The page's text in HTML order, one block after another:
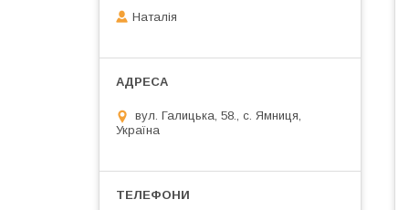
Наталія
вул. Галицька, 58., с. Ямниця,
Україна